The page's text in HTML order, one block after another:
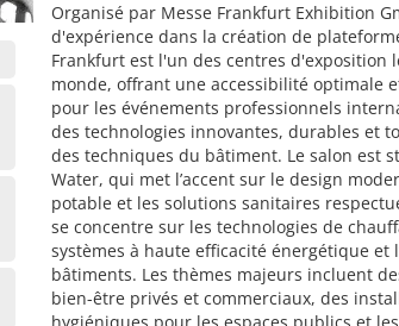
Organisé par Messe Frankfurt Exhibition
d'expérience dans la création de
Frankfurt est l'un des centres d'exposition
monde, offrant une accessibilité optimale
pour les événements professionnels
des technologies innovantes, durables et
des techniques du bâtiment. Le salon est
Water, qui met l’accent sur le design
potable et les solutions sanitaires
se concentre sur les technologies de
systèmes à haute efficacité énergétique et
bâtiments. Les thèmes majeurs incluent
bien-être privés et commerciaux, des